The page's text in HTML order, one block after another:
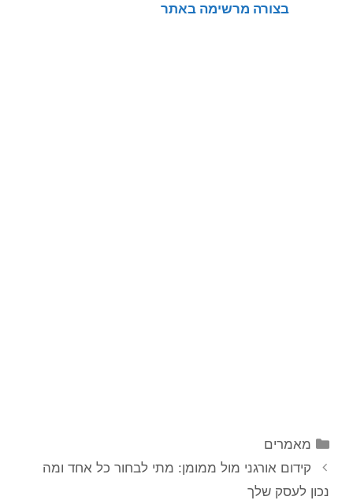
בצורה מרשימה באתר
מאמרים
קידום אורגני מול ממומן: מתי לבחור כל אחד ומה
נכון לעסק שלך